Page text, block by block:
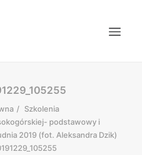
Szkolenia
podstawowy i
2019 (fot. Aleksandra Dzik)